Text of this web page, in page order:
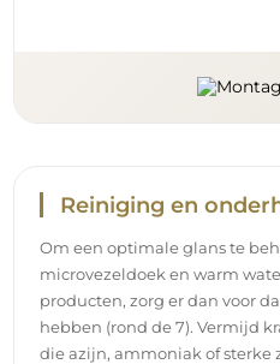
Reiniging en
Om een optimale glans te
microvezeldoek en warm
producten, zorg er dan voor
hebben (rond de 7). Vermijd
die azijn, ammoniak of sterke